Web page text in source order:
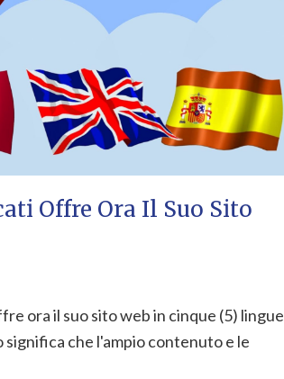
Offre Ora Il Suo Sito
ora il suo sito web in cinque (5) lingue
significa che l'ampio contenuto e le